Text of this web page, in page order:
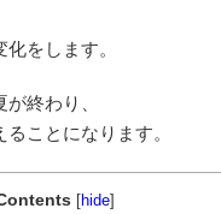
をします。
終わり、
ことになります。
[hide]